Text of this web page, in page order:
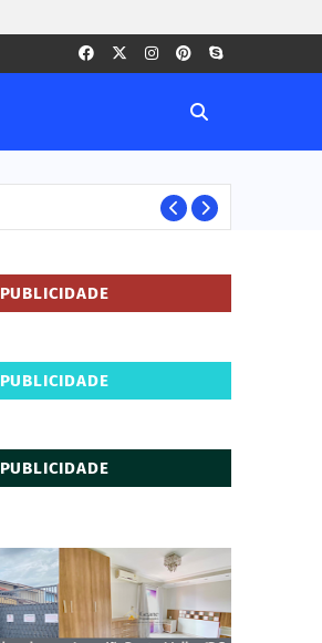
PUBLICIDADE
PUBLICIDADE
PUBLICIDADE